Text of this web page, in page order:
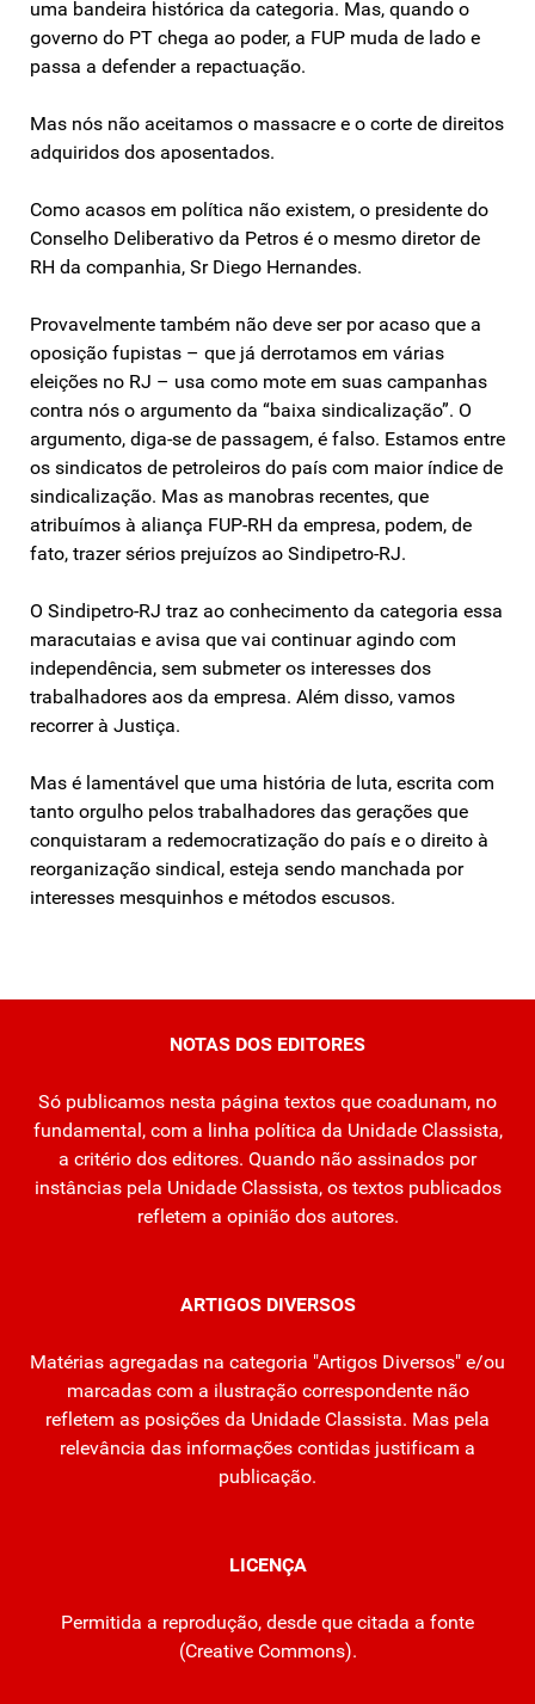
uma bandeira histórica da categoria. Mas, quando o
governo do PT chega ao poder, a FUP muda de lado e
passa a defender a repactuação.
Mas nós não aceitamos o massacre e o corte de direitos
adquiridos dos aposentados.
Como acasos em política não existem, o presidente do
Conselho Deliberativo da Petros é o mesmo diretor de
RH da companhia, Sr Diego Hernandes.
Provavelmente também não deve ser por acaso que a
oposição fupistas – que já derrotamos em várias
eleições no RJ – usa como mote em suas campanhas
contra nós o argumento da “baixa sindicalização”. O
argumento, diga-se de passagem, é falso. Estamos entre
os sindicatos de petroleiros do país com maior índice de
sindicalização. Mas as manobras recentes, que
atribuímos à aliança FUP-RH da empresa, podem, de
fato, trazer sérios prejuízos ao Sindipetro-RJ.
O Sindipetro-RJ traz ao conhecimento da categoria essa
maracutaias e avisa que vai continuar agindo com
independência, sem submeter os interesses dos
trabalhadores aos da empresa. Além disso, vamos
recorrer à Justiça.
Mas é lamentável que uma história de luta, escrita com
tanto orgulho pelos trabalhadores das gerações que
conquistaram a redemocratização do país e o direito à
reorganização sindical, esteja sendo manchada por
interesses mesquinhos e métodos escusos.
NOTAS DOS EDITORES
Só publicamos nesta página textos que coadunam, no
fundamental, com a linha política da Unidade Classista,
a critério dos editores. Quando não assinados por
instâncias pela Unidade Classista, os textos publicados
refletem a opinião dos autores.
ARTIGOS DIVERSOS
Matérias agregadas na categoria "Artigos Diversos" e/ou
marcadas com a ilustração correspondente não
refletem as posições da Unidade Classista. Mas pela
relevância das informações contidas justificam a
publicação.
LICENÇA
Permitida a reprodução, desde que citada a fonte
(Creative Commons).